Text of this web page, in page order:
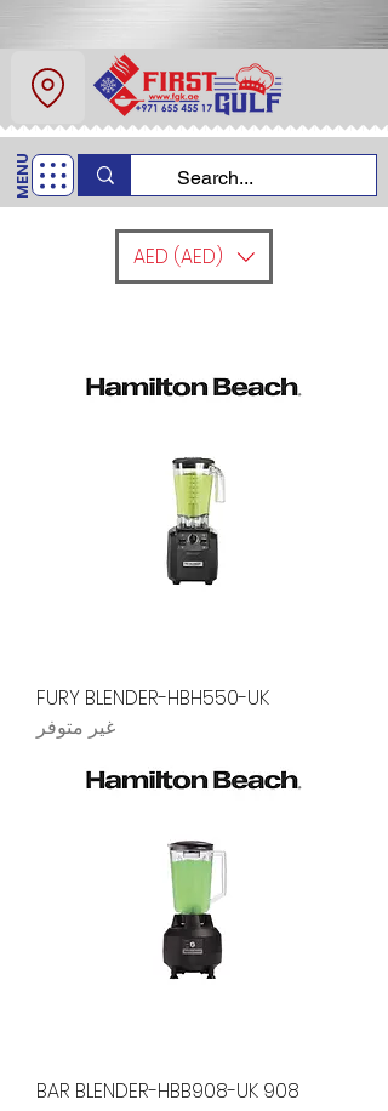
عن
اتصل
اتصل بنا
MENU
AED (AED)
FURY BLENDER-HBH550-UK
غير متوفر
908 BAR BLENDER-HBB908-UK